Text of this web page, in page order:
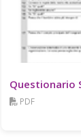
Questionario
PDF